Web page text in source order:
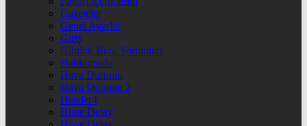
Gazeteler
Genel Ayarlar
Giriş
Günlük Burç Yorumları
Hakkımızda
Hava Durumu
Hava Durumu 2
Header4
Hisse Detay